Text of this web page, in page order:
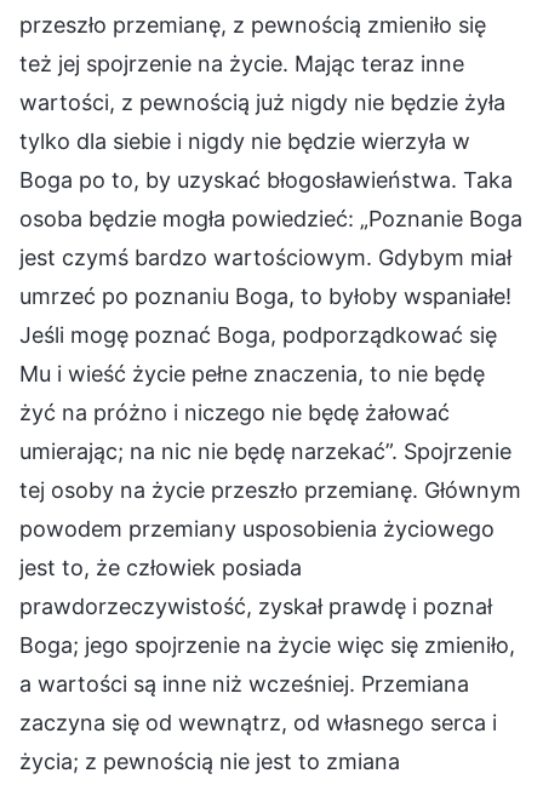
przeszło przemianę, z pewnością zmieniło się
też jej spojrzenie na życie. Mając teraz inne
wartości, z pewnością już nigdy nie będzie żyła
tylko dla siebie i nigdy nie będzie wierzyła w
Boga po to, by uzyskać błogosławieństwa. Taka
osoba będzie mogła powiedzieć: „Poznanie Boga
jest czymś bardzo wartościowym. Gdybym miał
umrzeć po poznaniu Boga, to byłoby wspaniałe!
Jeśli mogę poznać Boga, podporządkować się
Mu i wieść życie pełne znaczenia, to nie będę
żyć na próżno i niczego nie będę żałować
umierając; na nic nie będę narzekać”. Spojrzenie
tej osoby na życie przeszło przemianę. Głównym
powodem przemiany usposobienia życiowego
jest to, że człowiek posiada
prawdorzeczywistość, zyskał prawdę i poznał
Boga; jego spojrzenie na życie więc się zmieniło,
a wartości są inne niż wcześniej. Przemiana
zaczyna się od wewnątrz, od własnego serca i
życia; z pewnością nie jest to zmiana